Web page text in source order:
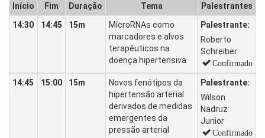
Início Fim Duração Tema
Palestrantes
14:30
14:45 15m
MicroRNAs como
marcadores e alvos
terapêuticos na
doença hipertensiva
Palestrante:
Roberto
Schreiber
Confirmado
14:45 15:00 15m
Novos fenótipos da
hipertensão arterial
derivados de medidas
emergentes da
pressão arterial
Palestrante:
Wilson
Nadruz
Junior
Confirmado